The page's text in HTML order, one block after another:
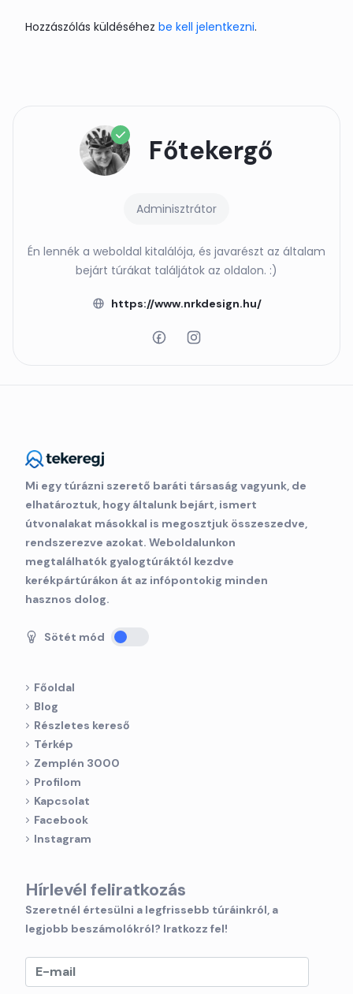
Főtekergő
Adminisztrátor
Én lennék a weboldal kitalálója, és javarészt az általam
bejárt túrákat találjátok az oldalon. :)
https://www.nrkdesign.hu/
Hozzászólás küldéséhez be kell jelentkezni.
Mi egy túrázni szerető baráti társaság vagyunk, de
elhatároztuk, hogy általunk bejárt, ismert
útvonalakat másokkal is megosztjuk összeszedve,
rendszerezve azokat. Weboldalunkon
megtalálhatók gyalogtúráktól kezdve
kerékpártúrákon át az infópontokig minden
hasznos dolog.
Sötét mód
Főoldal
Blog
Részletes kereső
Térkép
Zemplén 3000
Profilom
Kapcsolat
Facebook
Instagram
Hírlevél feliratkozás
Szeretnél értesülni a legfrissebb túráinkról, a
legjobb beszámolókról? Iratkozz fel!